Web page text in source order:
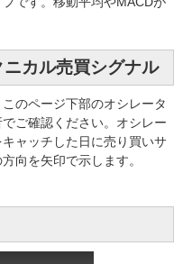
カル売買シグナル
のページ下部のオシレータ
ご確認ください。オシレー
ャッチした日に売り買いサ
向を矢印で示します。